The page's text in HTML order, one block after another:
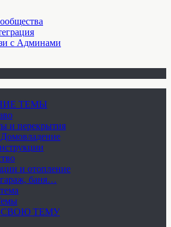
с Админами
ТЕМЫ
и перекрытия
и отопление
баня…
СВОЮ ТЕМУ